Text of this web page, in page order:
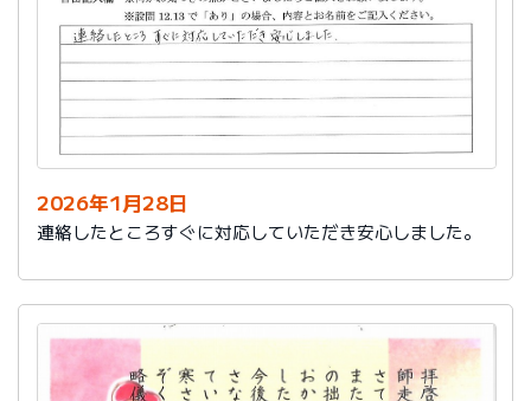
2026年1月28日
連絡したところすぐに対応していただき安心しました。